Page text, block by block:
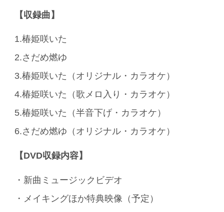
【収録曲】
1.椿姫咲いた
2.さだめ燃ゆ
3.椿姫咲いた（オリジナル・カラオケ）
4.椿姫咲いた（歌メロ入り・カラオケ）
5.椿姫咲いた（半音下げ・カラオケ）
6.さだめ燃ゆ（オリジナル・カラオケ）
【DVD収録内容】
・新曲ミュージックビデオ
・メイキングほか特典映像（予定）